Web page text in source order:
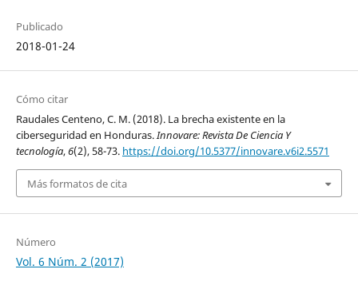
Publicado
2018-01-24
Cómo citar
Raudales Centeno, C. M. (2018). La brecha existente en la
ciberseguridad en Honduras.Innovare: Revista De Ciencia Y
tecnología,6(2), 58-73. https://doi.org/10.5377/innovare.v6i2.5571
Más formatos de cita
Número
Vol. 6 Núm. 2 (2017)